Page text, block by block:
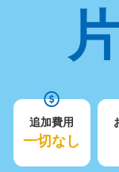
追加費用
一切なし